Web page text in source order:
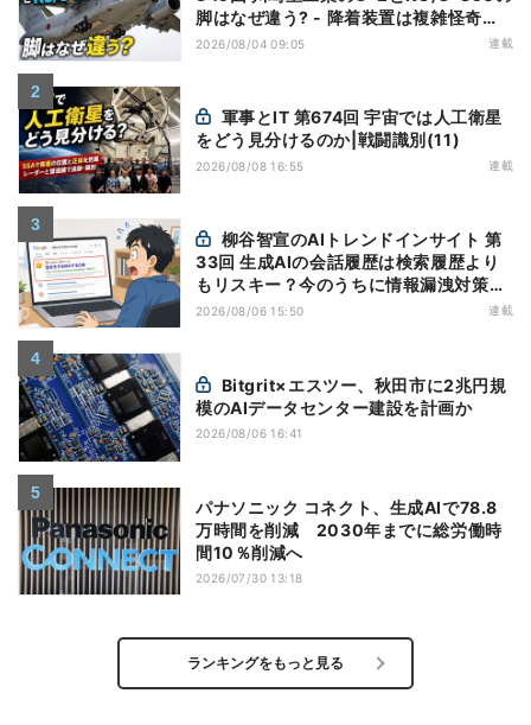
脚はなぜ違う? - 降着装置は複雑怪奇
(5)|軍用輸送機(10)
2026/08/04 09:05 連載
をどう見分けるのか|戦闘識別(11)
2026/08/08 16:55 連載
33回 生成AIの会話履歴は検索履歴より
もリスキー？今のうちに情報漏洩対策を
万全にしておこう
2026/08/06 15:50 連載
模のAIデータセンター建設を計画か
2026/08/06 16:41
パナソニック コネクト、生成AIで78.8
万時間を削減 2030年までに総労働時
間10％削減へ
2026/07/30 13:18
ランキングをもっと見る